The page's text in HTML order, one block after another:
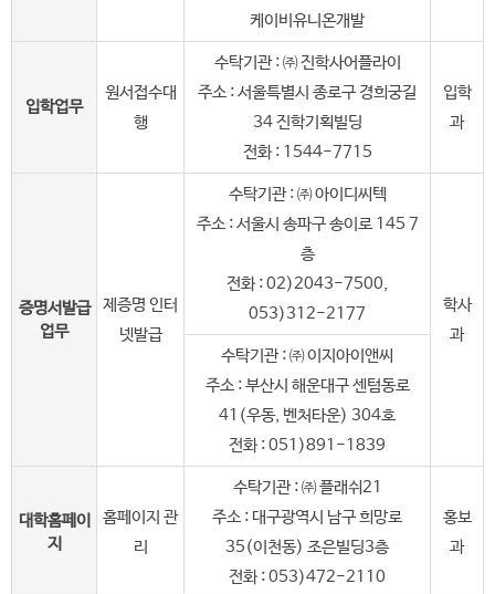
케이비유니온개발
입학업무
원서접수대
행
수탁기관 : ㈜ 진학사어플라이
주소 : 서울특별시 종로구 경희궁길
34 진학기획빌딩
전화 : 1544-7715
입학
과
증명서발급
업무
제증명 인터
넷발급
수탁기관 : ㈜ 아이디씨텍
주소 : 서울시 송파구 송이로 145 7
층
전화 : 02)2043-7500,
053)312-2177
학사
과
수탁기관 : ㈜ 이지아이앤씨
주소 : 부산시 해운대구 센텀동로
41(우동, 벤처타운) 304호
전화 : 051)891-1839
대학홈페이
지
홈페이지 관
리
수탁기관 : ㈜ 플래쉬21
주소 : 대구광역시 남구 희망로
35(이천동) 조은빌딩3층
전화 : 053)472-2110
홍보
과